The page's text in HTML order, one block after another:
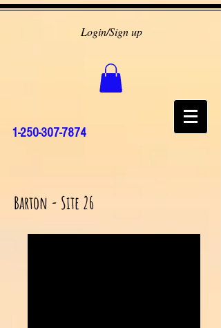
Login/Sign up
1-250-307-7874
Barton - Site 26